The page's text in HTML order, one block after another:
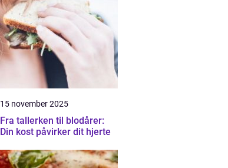
15 november 2025
Fra tallerken til blodårer:
Din kost påvirker dit hjerte